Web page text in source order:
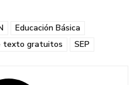
Educación Básica
texto gratuitos SEP